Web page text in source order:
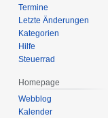
Termine
Letzte Änderungen
Kategorien
Hilfe
Steuerrad
Homepage
Webblog
Kalender